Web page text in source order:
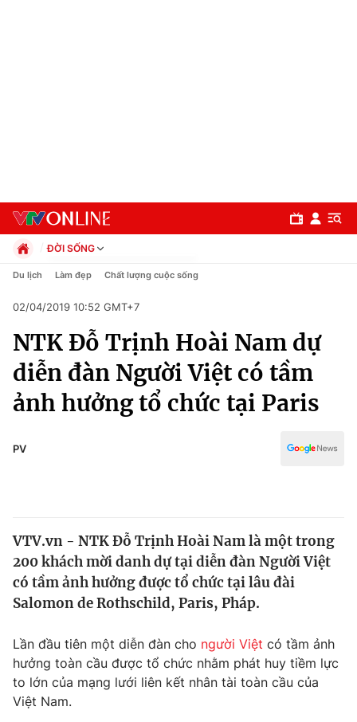
Chuyên mục
Chính trị
Xã hội
Pháp luật
Thế giới
Tin tức
Thế giới đó đây
Câu chuyện quốc tế
Kinh tế
Thị trường
Góc doanh nghiệp
Dữ liệu và đời sống
Truyền hình
ĐỜI SỐNG
Chính trị
Pháp luật
Kinh tế
Thể thao
Truyền hình
Văn hóa - Giải trí
Du lịch Làm đẹp Chất lượng cuộc sống
02/04/2019 10:52 GMT+7
NTK Đỗ Trịnh Hoài Nam dự
diễn đàn Người Việt có tầm
ảnh hưởng tổ chức tại Paris
PV
VTV.vn - NTK Đỗ Trịnh Hoài Nam là một trong
200 khách mời danh dự tại diễn đàn Người Việt
có tầm ảnh hưởng được tổ chức tại lâu đài
Salomon de Rothschild, Paris, Pháp.
Lần đầu tiên một diễn đàn cho người Việt có tầm ảnh
hưởng toàn cầu được tổ chức nhằm phát huy tiềm lực
to lớn của mạng lưới liên kết nhân tài toàn cầu của
Việt Nam.